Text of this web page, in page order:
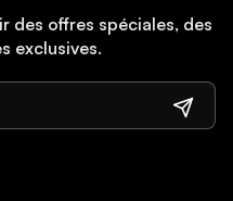
des offres spéciales, des
exclusives.